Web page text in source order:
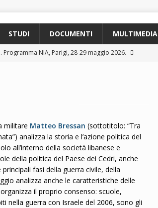
STUDI DOCUMENTI MULTIMEDIA
Programma NIA, Parigi, 28-29 maggio 2026.
Relationship. Roma, 13 maggio 2026.
25 marzo 2026.
Parma, 11 marzo 2026. 2026
militare Matteo Bressan (sottotitolo: “Tra
analizza la storia e l’azione politica del
all’interno della società libanese e
della politica del Paese dei Cedri, anche
fasi della guerra civile, della
analizza anche le caratteristiche delle
il proprio consenso: scuole,
nella guerra con Israele del 2006, sono gli